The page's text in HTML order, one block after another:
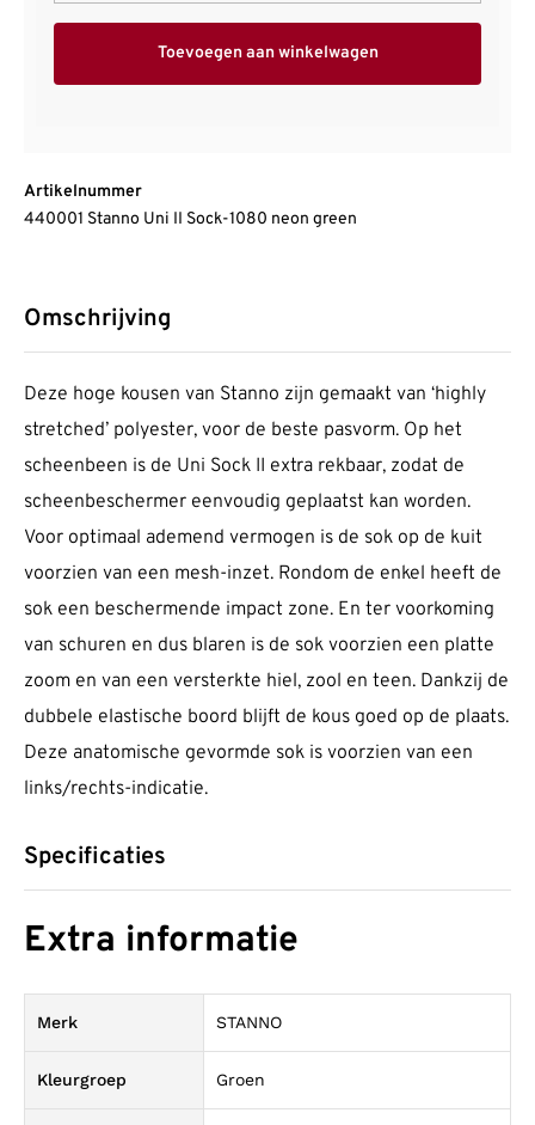
Toevoegen aan winkelwagen
Artikelnummer
440001 Stanno Uni II Sock-1080 neon green
Omschrijving
Deze hoge kousen van Stanno zijn gemaakt van ‘highly
stretched’ polyester, voor de beste pasvorm. Op het
scheenbeen is de Uni Sock II extra rekbaar, zodat de
scheenbeschermer eenvoudig geplaatst kan worden.
Voor optimaal ademend vermogen is de sok op de kuit
voorzien van een mesh-inzet. Rondom de enkel heeft de
sok een beschermende impact zone. En ter voorkoming
van schuren en dus blaren is de sok voorzien een platte
zoom en van een versterkte hiel, zool en teen. Dankzij de
dubbele elastische boord blijft de kous goed op de plaats.
Deze anatomische gevormde sok is voorzien van een
links/rechts-indicatie.
Specificaties
Extra informatie
Merk STANNO
Kleurgroep Groen